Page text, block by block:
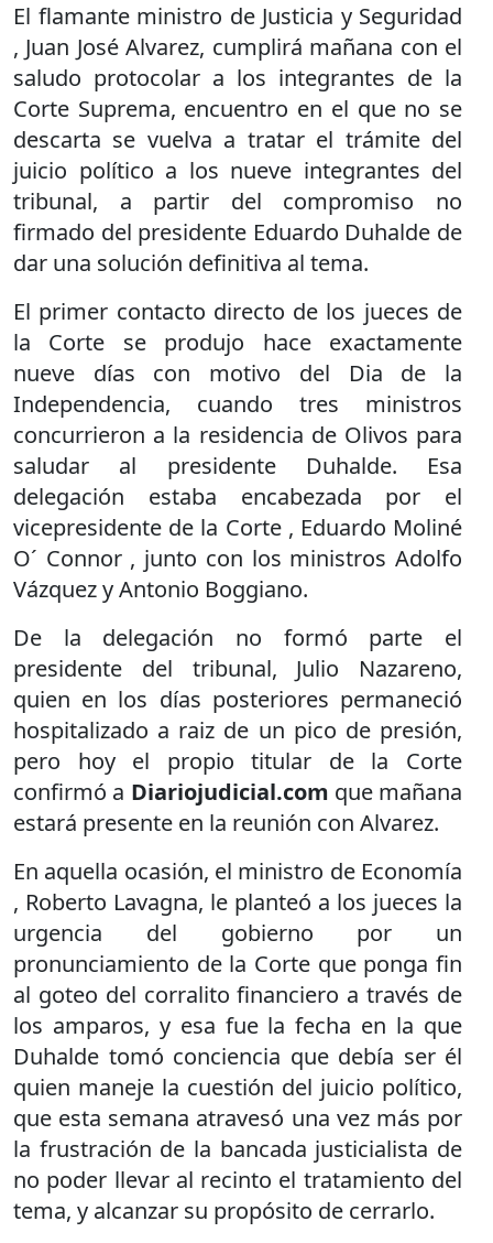
El flamante ministro de Justicia y Seguridad
, Juan José Alvarez, cumplirá mañana con el
saludo protocolar a los integrantes de la
Corte Suprema, encuentro en el que no se
descarta se vuelva a tratar el trámite del
juicio político a los nueve integrantes del
tribunal, a partir del compromiso no
firmado del presidente Eduardo Duhalde de
dar una solución definitiva al tema.
El primer contacto directo de los jueces de
la Corte se produjo hace exactamente
nueve días con motivo del Dia de la
Independencia, cuando tres ministros
concurrieron a la residencia de Olivos para
saludar al presidente Duhalde. Esa
delegación estaba encabezada por el
vicepresidente de la Corte , Eduardo Moliné
O´ Connor , junto con los ministros Adolfo
Vázquez y Antonio Boggiano.
De la delegación no formó parte el
presidente del tribunal, Julio Nazareno,
quien en los días posteriores permaneció
hospitalizado a raiz de un pico de presión,
pero hoy el propio titular de la Corte
confirmó a Diariojudicial.com que mañana
estará presente en la reunión con Alvarez.
En aquella ocasión, el ministro de Economía
, Roberto Lavagna, le planteó a los jueces la
urgencia del gobierno por un
pronunciamiento de la Corte que ponga fin
al goteo del corralito financiero a través de
los amparos, y esa fue la fecha en la que
Duhalde tomó conciencia que debía ser él
quien maneje la cuestión del juicio político,
que esta semana atravesó una vez más por
la frustración de la bancada justicialista de
no poder llevar al recinto el tratamiento del
tema, y alcanzar su propósito de cerrarlo.